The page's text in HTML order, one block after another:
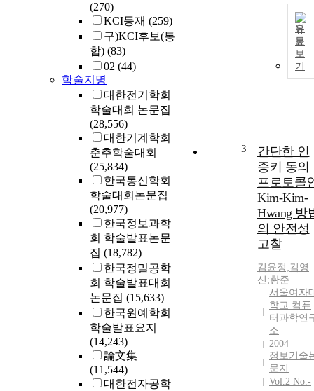
(270)
KCI등재 (259)
구)KCI후보(통
합) (83)
02 (44)
학술지명
대한전기학회
학술대회 논문집
(28,556)
대한기계학회
춘추학술대회
(25,834)
한국통신학회
학술대회논문집
(20,977)
한국정보과학
회 학술발표논문
집 (18,782)
한국정밀공학
회 학술발표대회
논문집 (15,633)
한국원예학회
학술발표요지
(14,243)
論文集
(11,544)
대한전자공학
원
문
보
기
3
간단한 인
증키 동의
프로토콜
Kim-Kim-
Hwang 방
의 안전성
고찰
김윤정;김영
신;황준
서울여자
학교 컴퓨
터과학연
소
2004
정보기술
문지
Vol.2 No.-